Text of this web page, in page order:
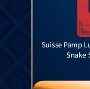
Suisse Pamp
Snake